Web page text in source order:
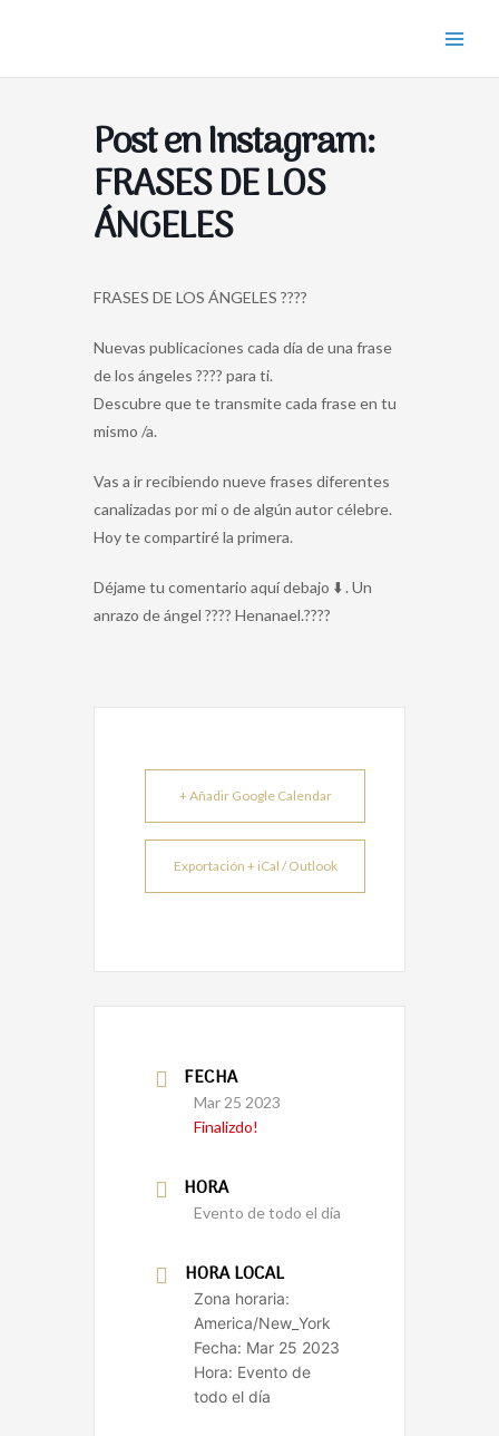
Post en Instagram:
FRASES DE LOS
ÁNGELES
FRASES DE LOS ÁNGELES ????
Nuevas publicaciones cada día de una frase
de los ángeles ???? para ti.
Descubre que te transmite cada frase en tu
mismo /a.
Vas a ir recibiendo nueve frases diferentes
canalizadas por mi o de algún autor célebre.
Hoy te compartiré la primera.
Déjame tu comentario aquí debajo ⬇️ . Un
anrazo de ángel ???? Henanael.????
+ Añadir Google Calendar
Exportación + iCal / Outlook
FECHA
Mar 25 2023
Finalizdo!
HORA
Evento de todo el día
HORA LOCAL
Zona horaria:
America/New_York
Fecha: Mar 25 2023
Hora: Evento de
todo el día